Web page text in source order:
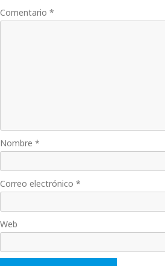
Comentario *
Nombre *
Correo electrónico *
Web